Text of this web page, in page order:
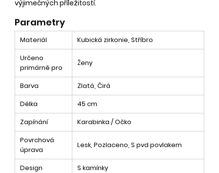
výjimečných příležitostí.
Parametry
Materiál
Kubická zirkonie, Stříbro
Určeno
primárně pro
Ženy
Barva
Zlatá, Čirá
Délka
45 cm
Zapínání
Karabinka / Očko
Povrchová
úprava
Lesk, Pozlaceno, S pvd povlakem
Design
S kamínky